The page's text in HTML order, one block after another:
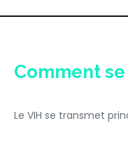
Comment
Le VIH se transmet